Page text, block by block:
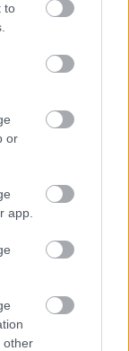
to
or
app.
other